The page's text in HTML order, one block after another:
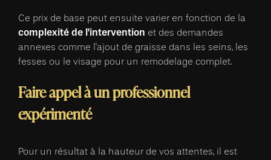
Ce prix de base peut ensuite varier en fonction de la
complexité de l'intervention et des demandes
annexes comme l'ajout de graisse dans les seins, les
fesses ou le visage pour un remodelage complet.
Faire appel à un professionnel
expérimenté
Pour un résultat à la hauteur de vos attentes, il est